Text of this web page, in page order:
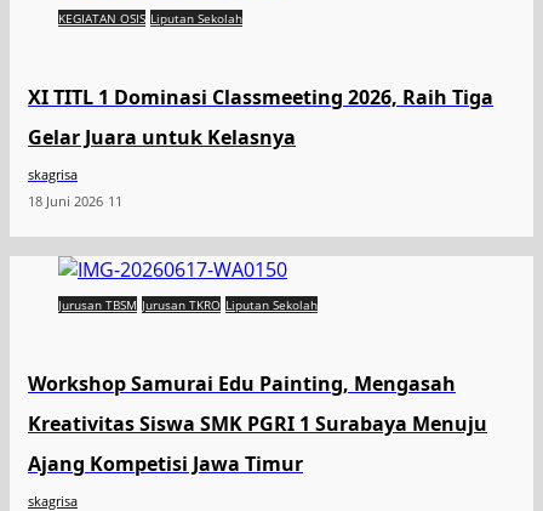
KEGIATAN OSIS Liputan Sekolah
XI TITL 1 Dominasi Classmeeting 2026, Raih Tiga
Gelar Juara untuk Kelasnya
skagrisa
18 Juni 2026 11
Jurusan TBSM Jurusan TKRO Liputan Sekolah
Workshop Samurai Edu Painting, Mengasah
Kreativitas Siswa SMK PGRI 1 Surabaya Menuju
Ajang Kompetisi Jawa Timur
skagrisa